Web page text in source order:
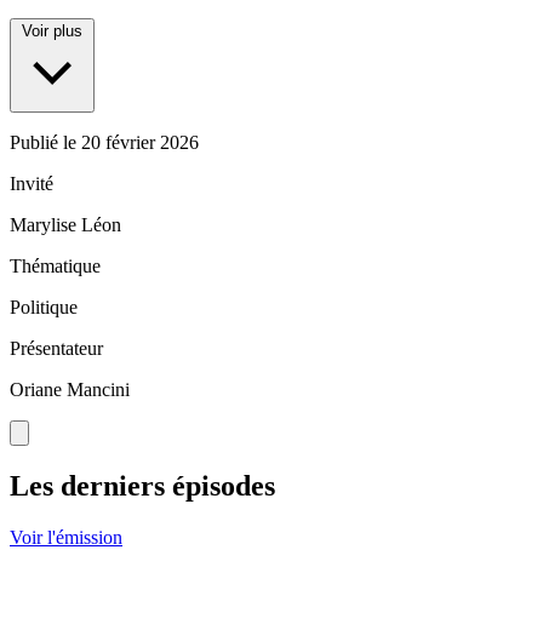
Voir plus
Publié le 20 février 2026
Invité
Marylise Léon
Thématique
Politique
Présentateur
Oriane Mancini
Les derniers épisodes
Voir l'émission